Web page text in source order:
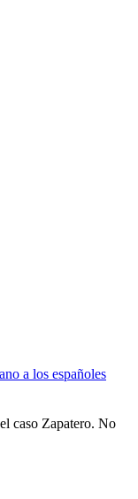
a los españoles
caso Zapatero. No